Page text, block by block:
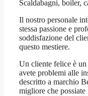
Scaldabagni, boiler,
Il nostro personale
stessa passione e
soddisfazione del
questo mestiere.
Un cliente felice è
avete problemi alle
descritto a marchio
migliore che possiate